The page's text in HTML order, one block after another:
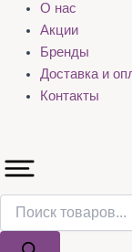
О нас
Акции
Бренды
Доставка и
Контакты